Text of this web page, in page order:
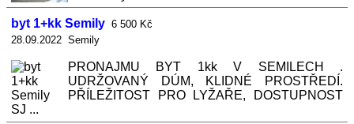
byt 1+kk Semily 6 500 Kč
28.09.2022 Semily
PRONAJMU BYT 1kk V SEMILECH .
UDRŽOVANÝ DÚM, KLIDNÉ PROSTŘEDÍ.
PŘÍLEŽITOST PRO LYŽAŘE, DOSTUPNOST
SJ ...